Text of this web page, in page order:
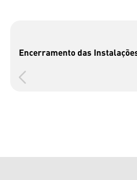
Encerramento das